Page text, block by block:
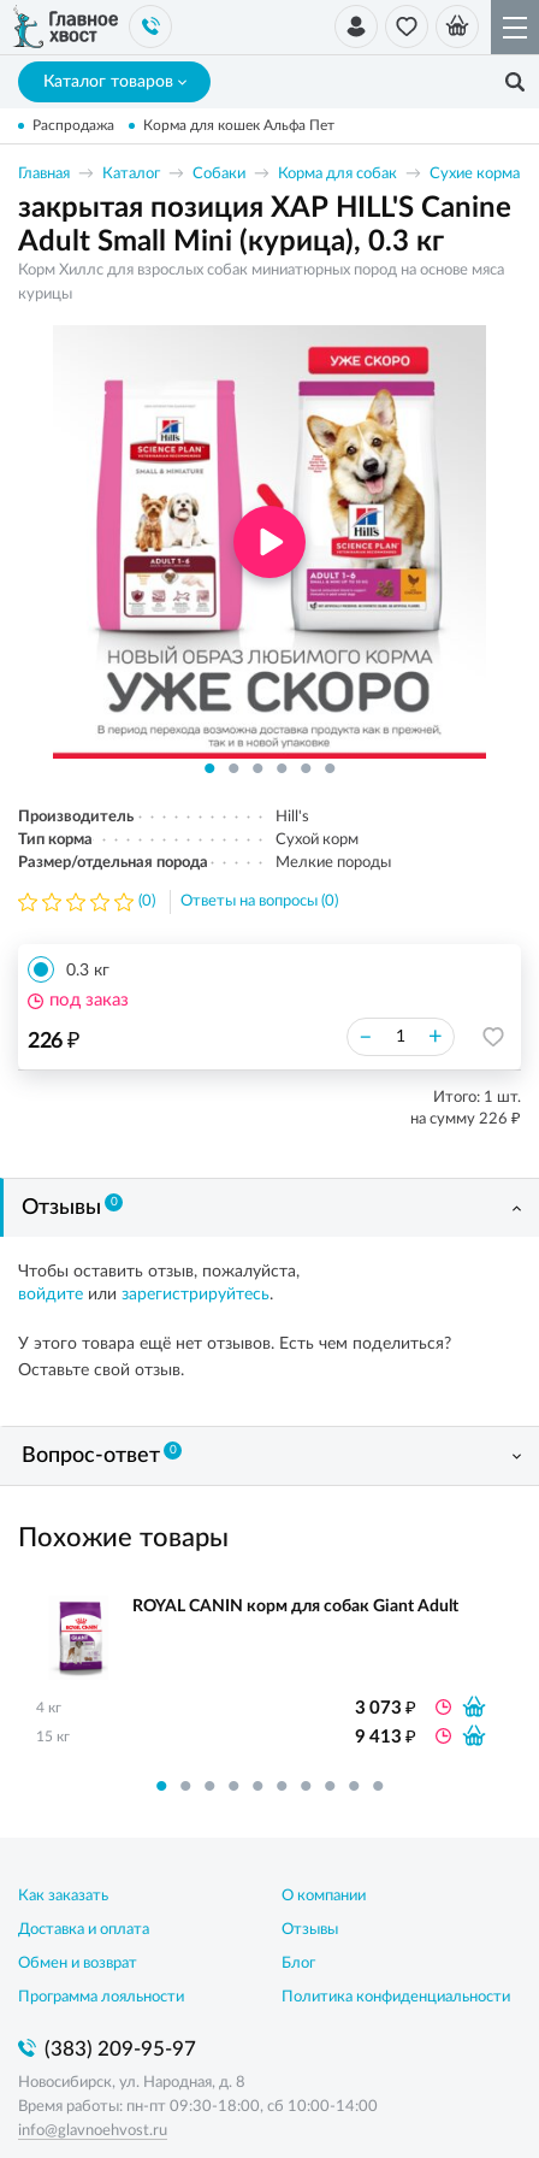
Каталог товаров
Распродажа Корма для кошек Альфа Пет
Главная Каталог Собаки Корма для собак Сухие корма
закрытая позиция ХАР HILL'S Canine
Adult Small Mini (курица), 0.3 кг
Корм Хиллс для взрослых собак миниатюрных пород на основе мяса
курицы
Производитель
Hill's
Тип корма
Сухой корм
Размер/отдельная порода
Мелкие породы
(0) Ответы на вопросы (0)
0.3 кг
226 ₽ – +
под заказ
Итого: 1 шт.
на сумму 226 ₽
Отзывы 0
Чтобы оставить отзыв, пожалуйста,
войдите или зарегистрируйтесь.
У этого товара ещё нет отзывов. Есть чем поделиться?
Оставьте свой отзыв.
Вопрос-ответ 0
Похожие товары
ROYAL CANIN корм для собак Giant Adult
4 кг 3 073₽
15 кг 9 413₽
Как заказать
Доставка и оплата
Обмен и возврат
Программа лояльности
О компании
Отзывы
Блог
Политика конфиденциальности
(383) 209-95-97
Новосибирск, ул. Народная, д. 8
Время работы: пн-пт 09:30-18:00, сб 10:00-14:00
info@glavnoehvost.ru